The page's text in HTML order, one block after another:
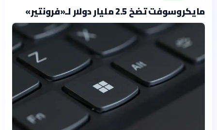
مايكروسوفت تضخ 2.5 مليار دولار لـ«فرونتير»